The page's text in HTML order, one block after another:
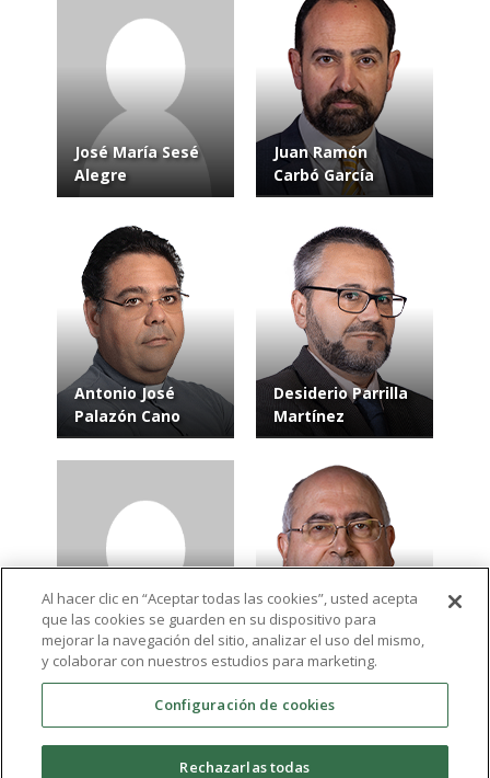
José María Sesé
Alegre
Juan Ramón
Carbó García
Antonio José
Palazón Cano
Desiderio Parrilla
Martínez
Ramón Navarro
Gómez
Antonio Alcaraz
López
Al hacer clic en “Aceptar todas las cookies”, usted acepta
que las cookies se guarden en su dispositivo para
mejorar la navegación del sitio, analizar el uso del mismo,
y colaborar con nuestros estudios para marketing.
Configuración de cookies
Rechazarlas todas